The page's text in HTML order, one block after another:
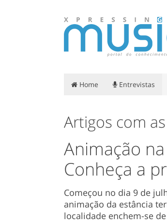
Home Entrevistas
Artigos com
Animação
Conheça a
Começou no dia 9 de
animação da estância
localidade enchem-se